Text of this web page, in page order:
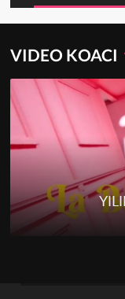
VIDEO KOACI